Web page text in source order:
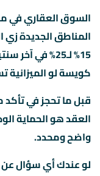
السوق العقاري في
المناطق الجديدة زي
15% لـ25% في
كويسة لو الميزانية
قبل ما تحجز في
العقد هو الحماية
واضح ومحدد.
لو عندك أي سؤال عن